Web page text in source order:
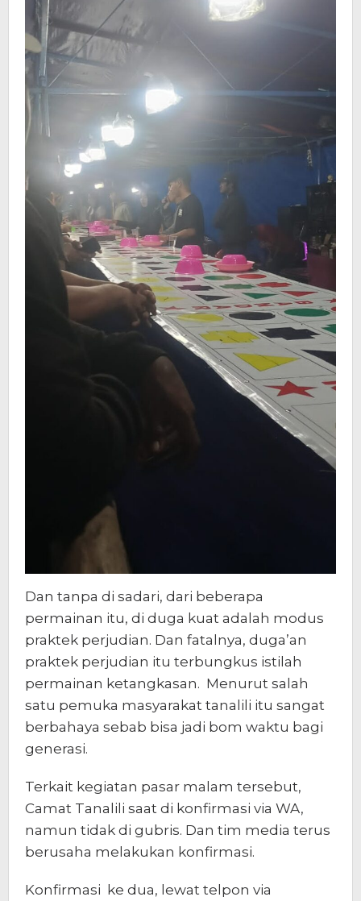
Dan tanpa di sadari, dari beberapa
permainan itu, di duga kuat adalah modus
praktek perjudian. Dan fatalnya, duga’an
praktek perjudian itu terbungkus istilah
permainan ketangkasan. Menurut salah
satu pemuka masyarakat tanalili itu sangat
berbahaya sebab bisa jadi bom waktu bagi
generasi.
Terkait kegiatan pasar malam tersebut,
Camat Tanalili saat di konfirmasi via WA,
namun tidak di gubris. Dan tim media terus
berusaha melakukan konfirmasi.
Konfirmasi ke dua, lewat telpon via